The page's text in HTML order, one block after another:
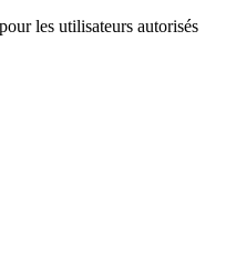
les utilisateurs autorisés